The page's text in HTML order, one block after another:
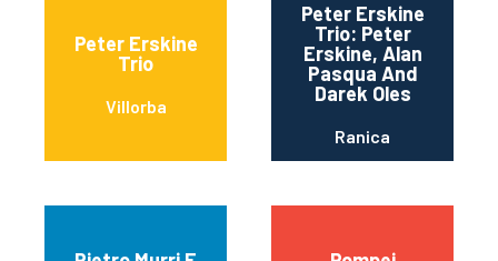
Peter Erskine
Trio
Villorba
Peter Erskine
Trio: Peter
Erskine, Alan
Pasqua And
Darek Oles
Ranica